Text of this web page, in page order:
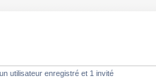
utilisateur enregistré et 1 invité